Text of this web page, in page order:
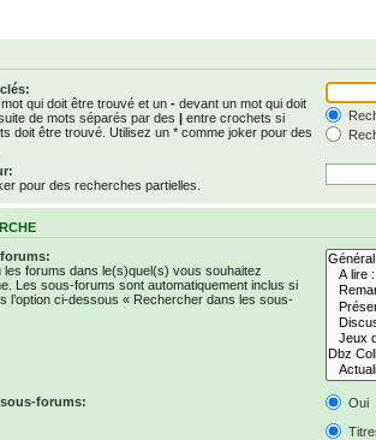
qui doit être trouvé et un - devant un mot qui doit
de mots séparés par des | entre crochets si
doit être trouvé. Utilisez un * comme joker pour des
pour des recherches partielles.
les forums dans le(s)quel(s) vous souhaitez
Les sous-forums sont automatiquement inclus si
l’option ci-dessous « Rechercher dans les sous-
forums:
Oui